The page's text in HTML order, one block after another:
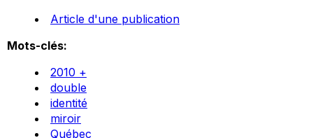
Article d'une publication
Mots-clés:
2010 +
double
identité
miroir
Québec